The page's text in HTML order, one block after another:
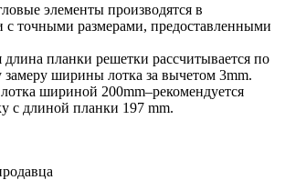
элементы производятся в
с точными размерами, предоставленными
длина планки решетки рассчитывается по
замеру ширины лотка за вычетом 3mm.
шириной 200mm–рекомендуется
с длиной планки 197 mm.